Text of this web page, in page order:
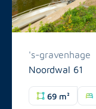
's-gravenhage
Noordwal 61
69 m²